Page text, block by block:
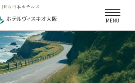
MENU